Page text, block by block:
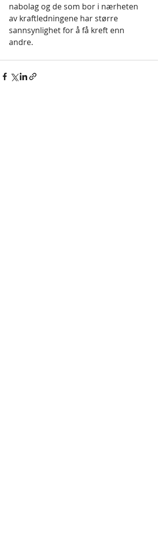
nabolag og de som bor i nærheten
av kraftledningene har større
sannsynlighet for å få kreft enn
andre.